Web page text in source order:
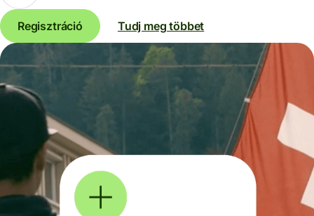
Regisztráció Tudj meg többet